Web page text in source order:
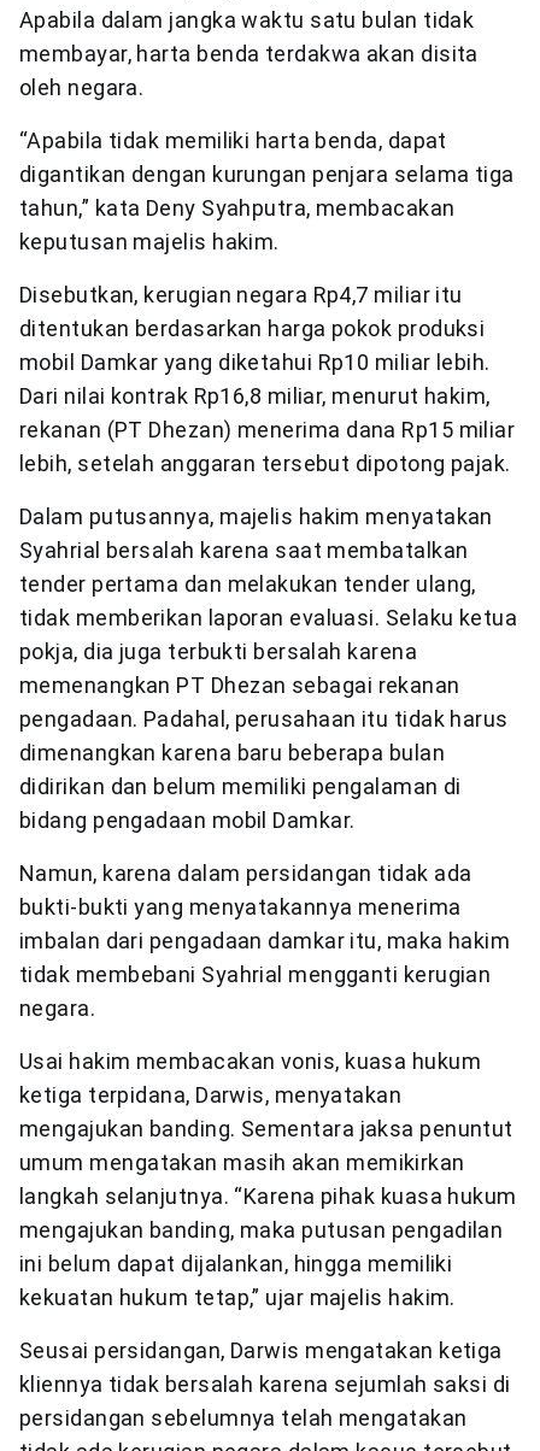
Apabila dalam jangka waktu satu bulan tidak
membayar, harta benda terdakwa akan disita
oleh negara.
“Apabila tidak memiliki harta benda, dapat
digantikan dengan kurungan penjara selama tiga
tahun,” kata Deny Syahputra, membacakan
keputusan majelis hakim.
Disebutkan, kerugian negara Rp4,7 miliar itu
ditentukan berdasarkan harga pokok produksi
mobil Damkar yang diketahui Rp10 miliar lebih.
Dari nilai kontrak Rp16,8 miliar, menurut hakim,
rekanan (PT Dhezan) menerima dana Rp15 miliar
lebih, setelah anggaran tersebut dipotong pajak.
Dalam putusannya, majelis hakim menyatakan
Syahrial bersalah karena saat membatalkan
tender pertama dan melakukan tender ulang,
tidak memberikan laporan evaluasi. Selaku ketua
pokja, dia juga terbukti bersalah karena
memenangkan PT Dhezan sebagai rekanan
pengadaan. Padahal, perusahaan itu tidak harus
dimenangkan karena baru beberapa bulan
didirikan dan belum memiliki pengalaman di
bidang pengadaan mobil Damkar.
Namun, karena dalam persidangan tidak ada
bukti-bukti yang menyatakannya menerima
imbalan dari pengadaan damkar itu, maka hakim
tidak membebani Syahrial mengganti kerugian
negara.
Usai hakim membacakan vonis, kuasa hukum
ketiga terpidana, Darwis, menyatakan
mengajukan banding. Sementara jaksa penuntut
umum mengatakan masih akan memikirkan
langkah selanjutnya. “Karena pihak kuasa hukum
mengajukan banding, maka putusan pengadilan
ini belum dapat dijalankan, hingga memiliki
kekuatan hukum tetap,” ujar majelis hakim.
Seusai persidangan, Darwis mengatakan ketiga
kliennya tidak bersalah karena sejumlah saksi di
persidangan sebelumnya telah mengatakan